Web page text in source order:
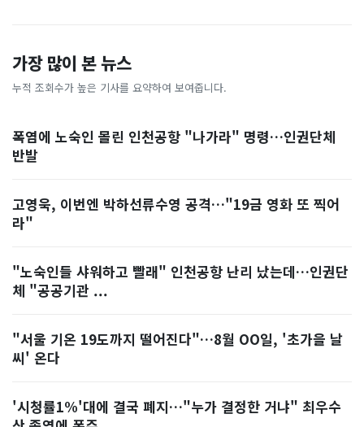
가장 많이 본 뉴스
누적 조회수가 높은 기사를 요약하여 보여줍니다.
폭염에 노숙인 몰린 인천공항 "나가라" 명령…인권단체
반발
고영욱, 이번엔 박하선류수영 공격…"19금 영화 또 찍어
라"
"노숙인들 샤워하고 빨래" 인천공항 난리 났는데…인권단
체 "공공기관 ...
"서울 기온 19도까지 떨어진다"…8월 OO일, '초가을 날
씨' 온다
'시청률1%'대에 결국 폐지…"누가 결정한 거냐" 최우수